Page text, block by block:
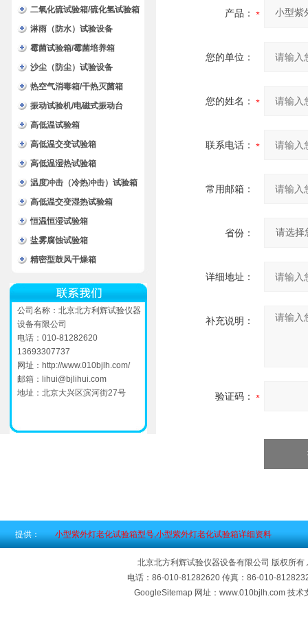
二氧化硫试验箱/硫化氢试验箱
淋雨（防水）试验设备
霉菌试验箱/霉菌培养箱
沙尘（防尘）试验设备
热空气消毒箱/干热灭菌箱
振动试验机/电磁式振动台
高低温试验箱
高低温交变试验箱
高低温湿热试验箱
温度冲击（冷热冲击）试验箱
高低温交变湿热试验箱
恒温恒湿试验箱
盐雾腐蚀试验箱
精密型鼓风干燥箱
公司名称：北京北方利辉试验仪器
设备有限公司
电话：010-81282620
13693307737
网址： http://www.010bjlh.com/
邮箱： lihui@bjlihui.com
地址：北京大兴区滨河街27号
产品：
您的单位：
您的姓名：
联系电话：
常用邮箱：
省份：
详细地址：
补充说明：
验证码：
提供： 小型紫外灯老化试验箱型号,小型紫外灯老化试验箱详细资料
北京北方利辉试验仪器设备有限公司 版权所有
电话：86-010-81282620 传真：86-010-
GoogleSitemap 网址：www.010bjlh.com 技